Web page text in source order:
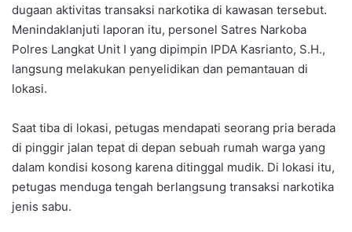
dugaan aktivitas transaksi narkotika di kawasan tersebut.
Menindaklanjuti laporan itu, personel Satres Narkoba
Polres Langkat Unit I yang dipimpin IPDA Kasrianto, S.H.,
langsung melakukan penyelidikan dan pemantauan di
lokasi.
Saat tiba di lokasi, petugas mendapati seorang pria berada
di pinggir jalan tepat di depan sebuah rumah warga yang
dalam kondisi kosong karena ditinggal mudik. Di lokasi itu,
petugas menduga tengah berlangsung transaksi narkotika
jenis sabu.